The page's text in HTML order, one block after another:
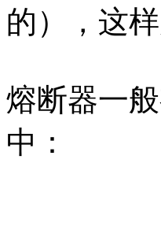
的），这
熔断器一
中：